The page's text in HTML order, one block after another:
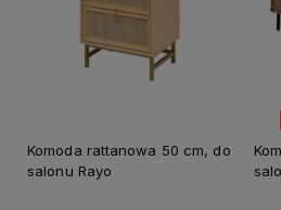
Komoda rattanowa 50 cm, do
salonu Rayo